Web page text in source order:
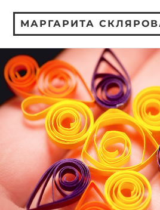
МАРГАРИТА